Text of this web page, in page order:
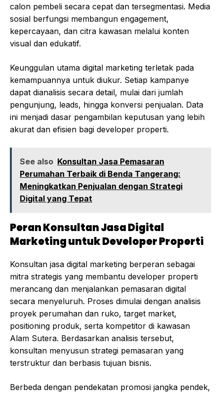
calon pembeli secara cepat dan tersegmentasi. Media
sosial berfungsi membangun engagement,
kepercayaan, dan citra kawasan melalui konten
visual dan edukatif.
Keunggulan utama digital marketing terletak pada
kemampuannya untuk diukur. Setiap kampanye
dapat dianalisis secara detail, mulai dari jumlah
pengunjung, leads, hingga konversi penjualan. Data
ini menjadi dasar pengambilan keputusan yang lebih
akurat dan efisien bagi developer properti.
See also Konsultan Jasa Pemasaran
Perumahan Terbaik di Benda Tangerang:
Meningkatkan Penjualan dengan Strategi
Digital yang Tepat
Peran Konsultan Jasa Digital
Marketing untuk Developer Properti
Konsultan jasa digital marketing berperan sebagai
mitra strategis yang membantu developer properti
merancang dan menjalankan pemasaran digital
secara menyeluruh. Proses dimulai dengan analisis
proyek perumahan dan ruko, target market,
positioning produk, serta kompetitor di kawasan
Alam Sutera. Berdasarkan analisis tersebut,
konsultan menyusun strategi pemasaran yang
terstruktur dan berbasis tujuan bisnis.
Berbeda dengan pendekatan promosi jangka pendek,